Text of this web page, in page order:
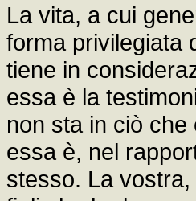
La vita, a cui
forma privilegiata
tiene in
essa è la
non sta in ciò
essa è, nel
stesso. La